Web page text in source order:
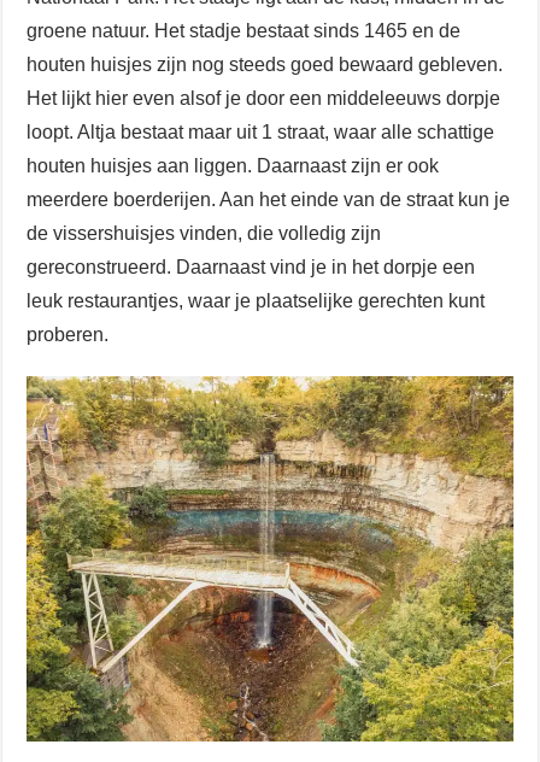
groene natuur. Het stadje bestaat sinds 1465 en de
houten huisjes zijn nog steeds goed bewaard gebleven.
Het lijkt hier even alsof je door een middeleeuws dorpje
loopt. Altja bestaat maar uit 1 straat, waar alle schattige
houten huisjes aan liggen. Daarnaast zijn er ook
meerdere boerderijen. Aan het einde van de straat kun je
de vissershuisjes vinden, die volledig zijn
gereconstrueerd. Daarnaast vind je in het dorpje een
leuk restaurantjes, waar je plaatselijke gerechten kunt
proberen.